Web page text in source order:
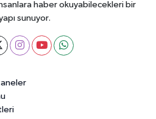
haber okuyabilecekleri bir
sunuyor.